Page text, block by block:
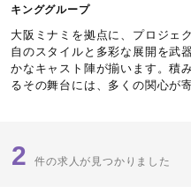
キンググループ
大阪ミナミを拠点に、プロジェ
自のスタイルと多彩な展開を武
かなキャスト陣が揃います。積
るその舞台には、多くの関心が
2 件の求人が見つかりました